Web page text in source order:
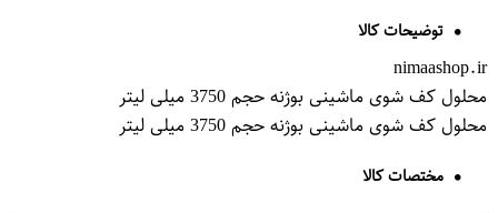
خریدار گرامی مدیریت سایت بازارفوری بازگشت تمام هزینه
کالای خریداری شده با کالای سفارش داده شده مانند (معیوب
بودن ، تفاوت رنگ یا سایز یا درخواست هزینه اضافه توسط
فروشنده و یا هر دلیل موجه دیگر) به شرط خرید از درگاه
خارج از درگاه پرداخت سایت انجام می شوند را نمی پذیرد.